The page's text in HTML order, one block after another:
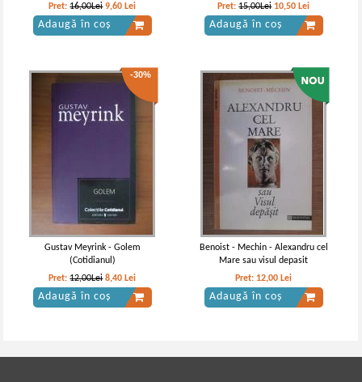
yankeu la curtea regelui Arthur)
Mark Twain - Un yankeu la curtea
regelui Arthur
Pret:16,00Lei 9,60 Lei
Adaugă în coș
Pret:15,00Lei 10,50 Lei
Adaugă în coș
-30%
Gustav Meyrink - Golem
(Cotidianul)
Pret:12,00Lei 8,40 Lei
Adaugă în coș
Benoist - Mechin - Alexandru cel
Mare sau visul depasit
Pret: 12,00 Lei
Adaugă în coș